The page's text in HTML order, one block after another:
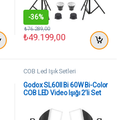
-36%
₺49.199,00
₺76.289,00
COB Led Işık Setleri
Godox SL60II Bi 60W Bi-Color
COB LED Video Işığı 2’li Set